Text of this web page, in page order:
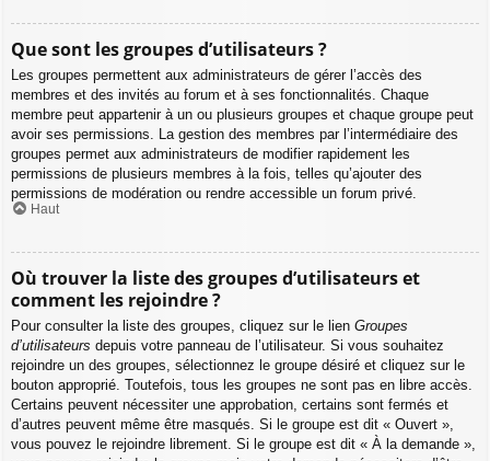
Que sont les groupes d’utilisateurs ?
Les groupes permettent aux administrateurs de gérer l’accès des
membres et des invités au forum et à ses fonctionnalités. Chaque
membre peut appartenir à un ou plusieurs groupes et chaque groupe peut
avoir ses permissions. La gestion des membres par l’intermédiaire des
groupes permet aux administrateurs de modifier rapidement les
permissions de plusieurs membres à la fois, telles qu’ajouter des
permissions de modération ou rendre accessible un forum privé.
Haut
Où trouver la liste des groupes d’utilisateurs et
comment les rejoindre ?
Pour consulter la liste des groupes, cliquez sur le lien Groupes
d’utilisateurs depuis votre panneau de l’utilisateur. Si vous souhaitez
rejoindre un des groupes, sélectionnez le groupe désiré et cliquez sur le
bouton approprié. Toutefois, tous les groupes ne sont pas en libre accès.
Certains peuvent nécessiter une approbation, certains sont fermés et
d’autres peuvent même être masqués. Si le groupe est dit « Ouvert »,
vous pouvez le rejoindre librement. Si le groupe est dit « À la demande »,